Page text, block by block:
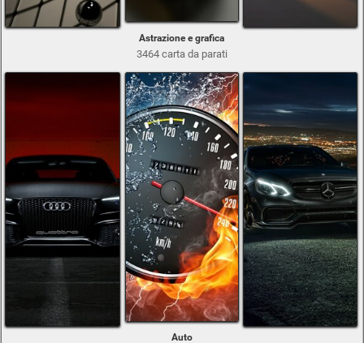
Astrazione e grafica
3464 carta da parati
Auto